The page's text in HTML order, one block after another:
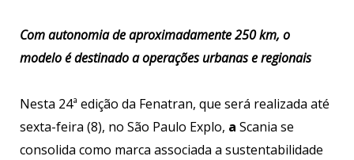
Com autonomia de aproximadamente 250 km, o
modelo é destinado a operações urbanas e regionais
Nesta 24ª edição da Fenatran, que será realizada até
sexta-feira (8), no São Paulo Explo, a Scania se
consolida como marca associada a sustentabilidade